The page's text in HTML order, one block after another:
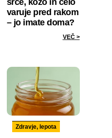
srce, kožo in celo
varuje pred rakom
– jo imate doma?
VEČ >
Zdravje, lepota